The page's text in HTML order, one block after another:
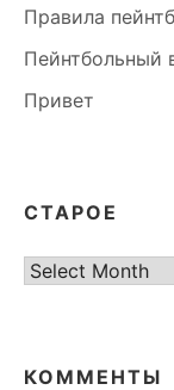
Правила
Пейнтбольный
Привет
СТАРОЕ
старое
КОММЕНТЫ